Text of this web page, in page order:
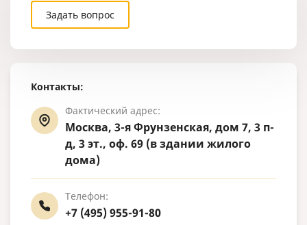
Контакты:
Фактический адрес:
Москва, 3-я Фрунзенская, дом 7, 3 п-
д, 3 эт., оф. 69 (в здании жилого
дома)
Телефон:
+7 (495) 955-91-80
Задать вопрос